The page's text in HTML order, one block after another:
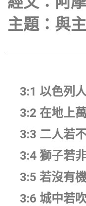
主題：與
3:1 以色列
3:2 在地上
3:3 二人若
3:4 獅子若
3:5 若沒有
3:6 城中若